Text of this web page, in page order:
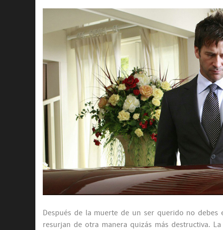
Después de la muerte de un ser querido no
resurjan de otra manera quizás más destructiva.